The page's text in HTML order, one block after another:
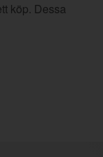
köp. Dessa